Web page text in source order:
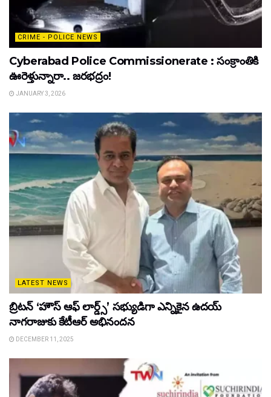
CRIME - POLICE NEWS
Cyberabad Police Commissionerate : సంక్రాంతికి
ఊరెళ్తున్నారా.. జరభద్రం!
JANUARY 3, 2026
LATEST NEWS
బ్రిటన్ ‘హౌస్ ఆఫ్ లార్డ్స్’ సభ్యుడిగా ఎన్నికైన ఉదయ్
నాగరాజుకు కేటీఆర్ అభినందన
DECEMBER 11, 2025